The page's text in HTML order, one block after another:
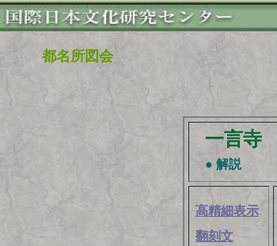
都名所図会
一言寺
● 解説
高精細表示
翻刻文